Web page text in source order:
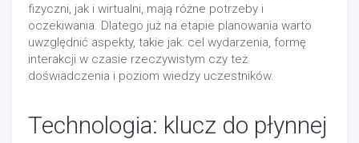
fizyczni, jak i wirtualni, mają różne potrzeby i
oczekiwania. Dlatego już na etapie planowania warto
uwzględnić aspekty, takie jak: cel wydarzenia, formę
interakcji w czasie rzeczywistym czy też
doświadczenia i poziom wiedzy uczestników.
Technologia: klucz do płynnej